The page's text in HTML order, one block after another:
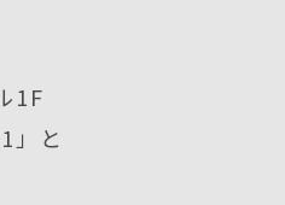
1F
」と